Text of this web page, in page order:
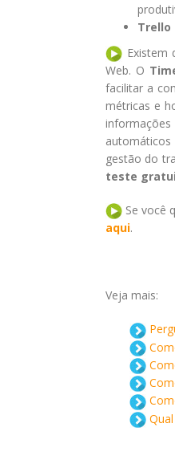
Trello
Existem
Web. O
facilitar a
métricas e
gestão do
teste
Se você
aqui.
Veja mais: